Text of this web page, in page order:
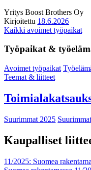
Yritys Boost Brothers Oy
Kirjoitettu 18.6.2026
Kaikki avoimet työpaikat
Työpaikat &
Avoimet työpaikat
Teemat & liitteet
Suurimmat 2025
Kaupalliset
11/2025: Suomea